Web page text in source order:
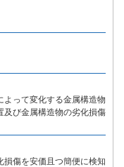
って変化する金属構造物
及び金属構造物の劣化損傷
傷を安価且つ簡便に検知